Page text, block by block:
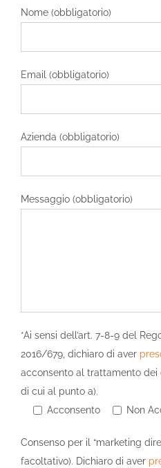
Nome (obbligatorio)
Email (obbligatorio)
Azienda (obbligatorio)
Messaggio (obbligatorio)
*Ai sensi dell’art. 7-8-9 del
2016/679, dichiaro di aver
acconsento al trattamento dei
di cui al punto a).
Acconsento
Non
Consenso per il “marketing
facoltativo). Dichiaro di aver